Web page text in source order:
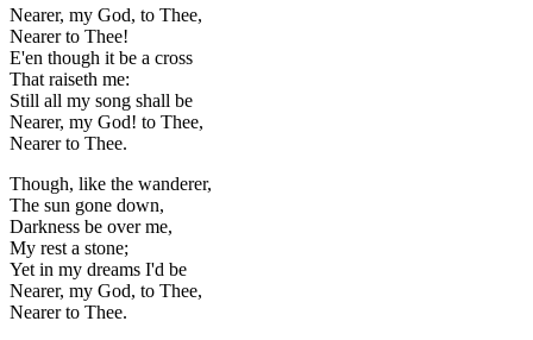
Nearer, my God, to Thee,
Nearer to Thee!
E'en though it be a cross
That raiseth me:
Still all my song shall be
Nearer, my God! to Thee,
Nearer to Thee.
Though, like the wanderer,
The sun gone down,
Darkness be over me,
My rest a stone;
Yet in my dreams I'd be
Nearer, my God, to Thee,
Nearer to Thee.